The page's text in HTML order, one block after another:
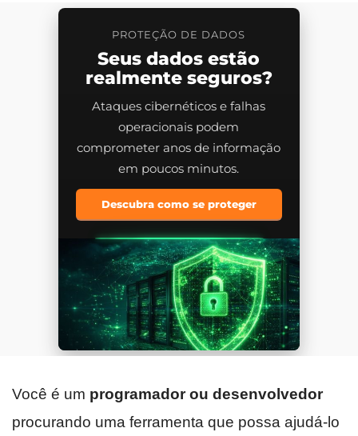
PROTEÇÃO DE DADOS
Seus dados estão
realmente seguros?
Ataques cibernéticos e falhas
operacionais podem
comprometer anos de informação
em poucos minutos.
Descubra como se proteger
Você é um programador ou desenvolvedor
procurando uma ferramenta que possa ajudá-lo